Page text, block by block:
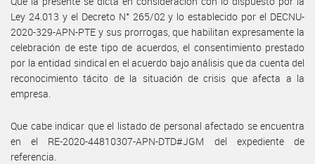
Ley 24.013 y el Decreto N° 265/02 y lo establecido por el DECNU-
2020-329-APN-PTE y sus prorrogas, que habilitan expresamente la
celebración de este tipo de acuerdos, el consentimiento prestado
por la entidad sindical en el acuerdo bajo análisis que da cuenta del
reconocimiento tácito de la situación de crisis que afecta a la
empresa.
Que cabe indicar que el listado de personal afectado se encuentra
en el RE-2020-44810307-APN-DTD#JGM del expediente de
referencia.